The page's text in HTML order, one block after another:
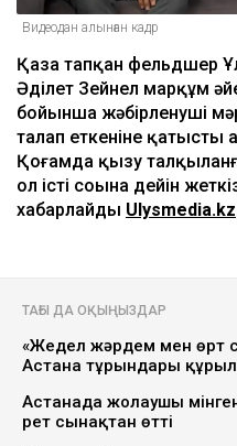
Видеодан алынған кадр
Қаза тапқан фельдшер
Әділет Зейнел марқұм
бойынша жәбірленуші
талап еткеніне қатысты
Қоғамда қызу
ол істі соңына дейін
хабарлайды Ulysmedia.kz
ТАҒЫ ДА ОҚЫҢЫЗДАР
«Жедел жәрдем мен өрт
Астана тұрғындары
Астанада жолаушы
рет сынақтан өтті